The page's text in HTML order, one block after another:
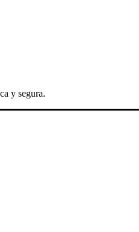
y segura.